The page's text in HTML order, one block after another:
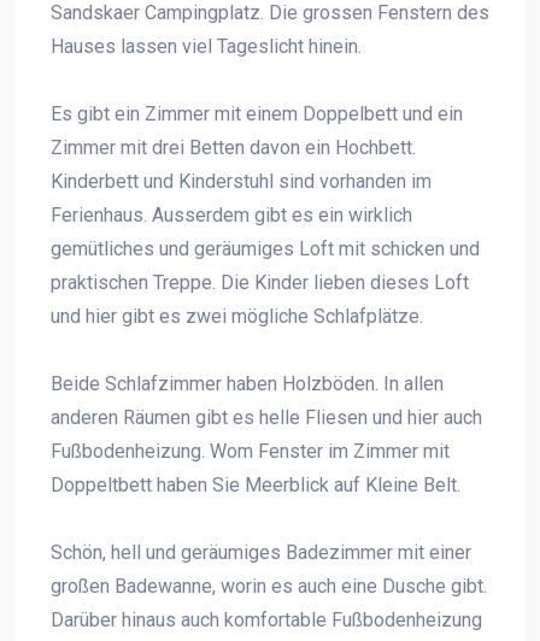
Sandskaer Campingplatz. Die grossen Fenstern des
Hauses lassen viel Tageslicht hinein.
Es gibt ein Zimmer mit einem Doppelbett und ein
Zimmer mit drei Betten davon ein Hochbett.
Kinderbett und Kinderstuhl sind vorhanden im
Ferienhaus. Ausserdem gibt es ein wirklich
gemütliches und geräumiges Loft mit schicken und
praktischen Treppe. Die Kinder lieben dieses Loft
und hier gibt es zwei mögliche Schlafplätze.
Beide Schlafzimmer haben Holzböden. In allen
anderen Räumen gibt es helle Fliesen und hier auch
Fußbodenheizung. Wom Fenster im Zimmer mit
Doppeltbett haben Sie Meerblick auf Kleine Belt.
Schön, hell und geräumiges Badezimmer mit einer
großen Badewanne, worin es auch eine Dusche gibt.
Darüber hinaus auch komfortable Fußbodenheizung